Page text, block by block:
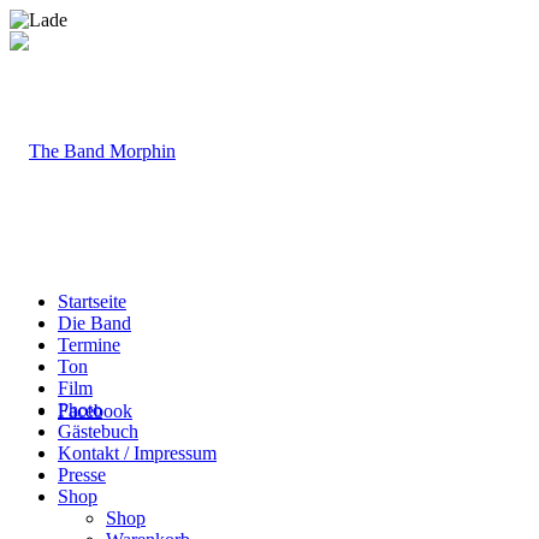
Facebook
Startseite
Die Band
Termine
Ton
Film
Photo
Gästebuch
Kontakt / Impressum
Presse
Shop
Shop